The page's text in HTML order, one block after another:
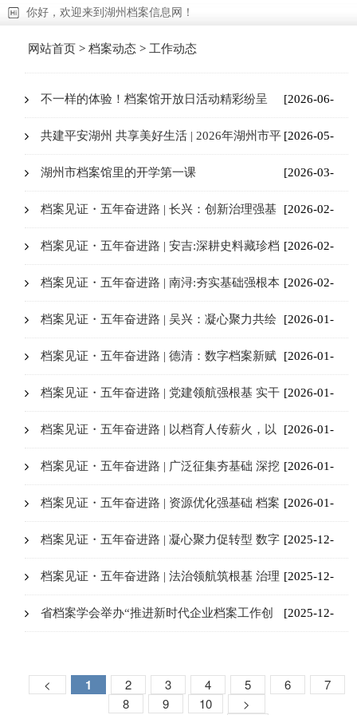
你好，欢迎来到湖州档案信息网！
网站首页 >档案动态 > 工作动态
不一样的体验！档案馆开放日活动精彩纷呈 [2026-06-
22]
共建平安湖州 共享美好生活 | 2026年湖州市平
安文化周暨“平安德清合伙人”启动仪式举行
[2026-05-
08]
湖州市档案馆里的开学第一课 [2026-03-
11]
档案见证・五年奋进路 | 长兴：创新治理强基
础 活化利用惠民生
[2026-02-
11]
档案见证・五年奋进路 | 安吉:深耕史料藏珍档
创新服务惠民生
[2026-02-
11]
档案见证・五年奋进路 | 南浔:夯实基础强根本
数智赋能促转型
[2026-02-
06]
档案见证・五年奋进路 | 吴兴：凝心聚力共绘
五年画卷 守正创新彰显档案担当
[2026-01-
22]
档案见证・五年奋进路 | 德清：数字档案新赋
能 全民阅读零距离
[2026-01-
19]
档案见证・五年奋进路 | ‌党建领航强根基 实干
争先谱新篇
[2026-01-
19]
档案见证・五年奋进路 | ‌以档育人传薪火，以
文化人启新程
[2026-01-
09]
档案见证・五年奋进路 | 广泛征集夯基础 深挖
档案强利用
[2026-01-
09]
档案见证・五年奋进路 | 资源优化强基础 档案
服务提质效
[2026-01-
05]
档案见证・五年奋进路 | 凝心聚力促转型 数字
赋能谱新篇
[2025-12-
30]
档案见证・五年奋进路 | 法治领航筑根基 治理
赋能提质效
[2025-12-
29]
省档案学会举办“推进新时代企业档案工作创 [2025-12-
< 1 2 3 4 5 6
7
8
9 10
>